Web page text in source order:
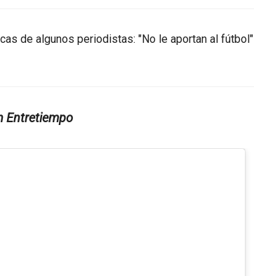
de algunos periodistas: "No le aportan al fútbol"
Entretiempo